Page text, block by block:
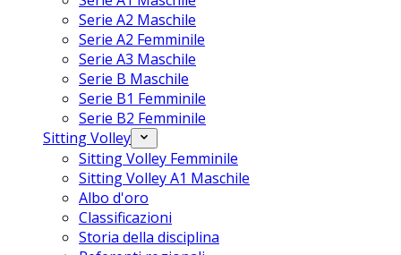
Serie A2 Maschile
Serie A2 Femminile
Serie A3 Maschile
Serie B Maschile
Serie B1 Femminile
Serie B2 Femminile
Sitting Volley
Sitting Volley Femminile
Sitting Volley A1 Maschile
Albo d'oro
Classificazioni
Storia della disciplina